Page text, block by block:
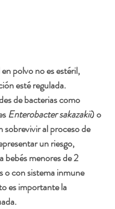
polvo no es estéril,
esté regulada.
de bacterias como
Enterobacter sakazakii) o
sobrevivir al proceso de
un riesgo,
bebés menores de 2
o con sistema inmune
es importante la